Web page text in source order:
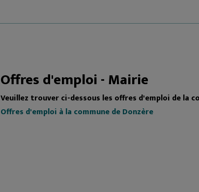
Offres d'emploi - Mairie
Veuillez trouver ci-dessous les offres d'emploi de la
Offres d'emploi à la commune de Donzère